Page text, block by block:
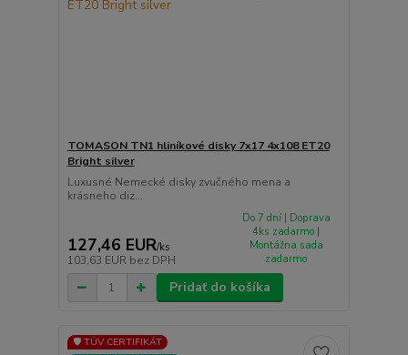
TOMASON TN1 hliníkové disky 7x17 4x108 ET20
Bright silver
Luxusné Nemecké disky zvučného mena a
krásneho diz...
127,46 EUR/ks
103,63 EUR bez DPH
Do 7 dní | Doprava
4ks zadarmo |
Montážna sada
zadarmo
Pridať do košíka
🛡️ TÜV CERTIFIKÁT